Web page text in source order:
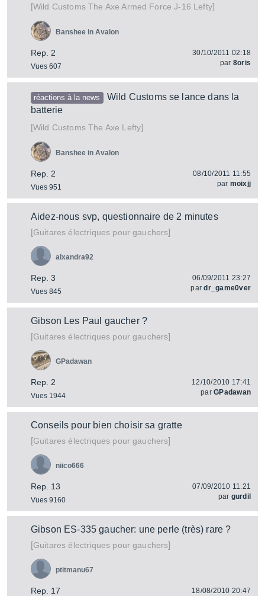
[Wild CustomsThe Axe Armed Force J-16 Lefty]
Rep. 2
Vues 607
Banshee in Avalon
30/10/2011 02:18
par 8oris
réactions à la news
Wild Customs se lance dans la
batterie
[Wild CustomsThe Axe Lefty]
Rep. 2
Vues 951
Banshee in Avalon
08/10/2011 11:55
par moixjj
Aidez-nous svp, questionnaire de 2 minutes
[Guitares électriques pour gauchers]
Rep. 3
Vues 845
alxandra92
06/09/2011 23:27
pardr_game0ver
Gibson Les Paul gaucher ?
[Guitares électriques pour gauchers]
Rep. 2
Vues 1944
GPadawan
12/10/2010 17:41
parGPadawan
Conseils pour bien choisir sa gratte
[Guitares électriques pour gauchers]
Rep. 13
Vues 9160
niico666
07/09/2010 11:21
par gurdil
Gibson ES-335 gaucher: une perle (très) rare ?
[Guitares électriques pour gauchers]
Rep. 17
ptitmanu67
18/08/2010 20:47